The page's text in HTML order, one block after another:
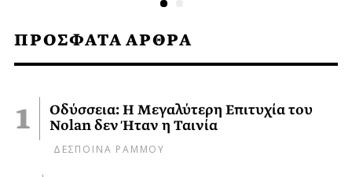
ΠΡΟΣΦΑΤΑ ΑΡΘΡΑ
Οδύσσεια: Η Μεγαλύτερη Επιτυχία του
Nolan δεν Ήταν η Ταινία
ΔΕΣΠΟΙΝΑ ΡΑΜΜΟΥ